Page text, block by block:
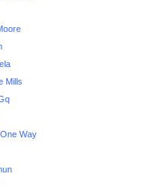
Mills
Way